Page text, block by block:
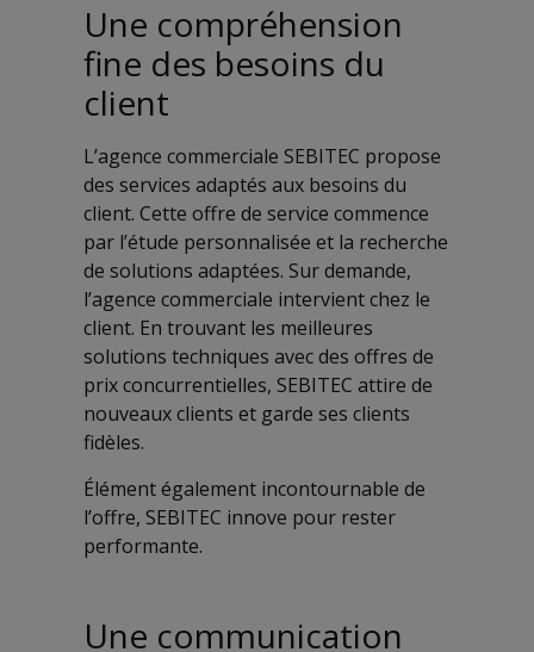
Une compréhension
fine des besoins du
client
L’agence commerciale SEBITEC propose
des services adaptés aux besoins du
client. Cette offre de service commence
par l’étude personnalisée et la recherche
de solutions adaptées. Sur demande,
l’agence commerciale intervient chez le
client. En trouvant les meilleures
solutions techniques avec des offres de
prix concurrentielles, SEBITEC attire de
nouveaux clients et garde ses clients
fidèles.
Élément également incontournable de
l’offre, SEBITEC innove pour rester
performante.
Une communication